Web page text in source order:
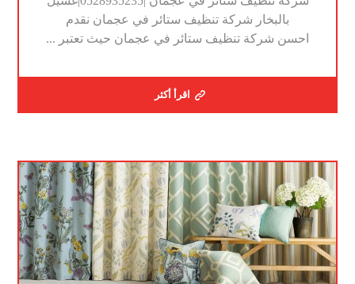
بالبخار شركة تنظيف ستائر في عجمان نقدم
احسن شركة تنظيف ستائر في عجمان حيث تعتبر ...
اقرأ أكثر